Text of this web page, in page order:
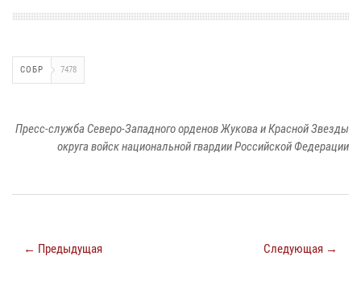
СОБР 7478
Пресс-служба Северо-Западного орденов Жукова и Красной Звезды
округа войск национальной гвардии Российской Федерации
← Предыдущая Следующая →